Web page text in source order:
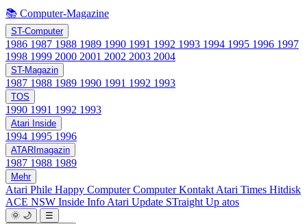
📚 Computer-Magazine
ST-Computer
1986 1987 1988 1989 1990 1991 1992 1993 1994 1995 1996 1997
1998 1999 2000 2001 2002 2003 2004
ST-Magazin
1987 1988 1989 1990 1991 1992 1993
TOS
1990 1991 1992 1993
Atari Inside
1994 1995 1996
ATARImagazin
1987 1988 1989
Mehr
Atari Phile Happy ComputerComputer Kontakt Atari Times Hitdisk
ACE NSW Inside Info Atari Update STraight Up atos
🌞 🌙
☰